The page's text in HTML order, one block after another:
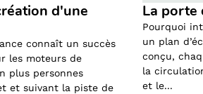
d'une
connaît un succès
les moteurs de
plus personnes
et suivant la piste de
La porte
Pourquoi
un plan
conçu,
la
et le...